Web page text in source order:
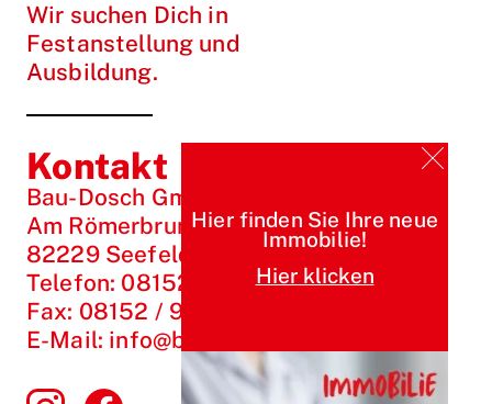
Hier finden Sie Ihre neue
Immobilie!
Hier klicken
Wir suchen Dich in
Festanstellung und
Ausbildung.
Kontakt
Bau-Dosch GmbH
Am Römerbrunnen 1
82229 Seefeld / Hechendorf
Telefon: 08152 / 99 33 1-0
Fax: 08152 / 99 33 1-10
E-Mail: info@bau-dosch.de